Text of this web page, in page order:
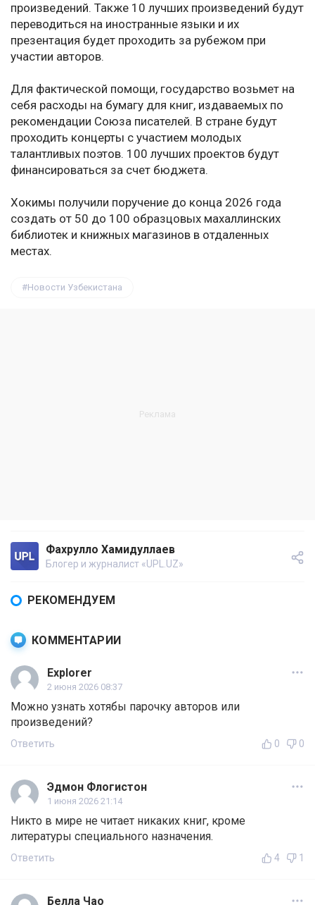
произведений. Также 10 лучших произведений будут
переводиться на иностранные языки и их
презентация будет проходить за рубежом при
участии авторов.
Для фактической помощи, государство возьмет на
себя расходы на бумагу для книг, издаваемых по
рекомендации Союза писателей. В стране будут
проходить концерты с участием молодых
талантливых поэтов. 100 лучших проектов будут
финансироваться за счет бюджета.
Хокимы получили поручение до конца 2026 года
создать от 50 до 100 образцовых махаллинских
библиотек и книжных магазинов в отдаленных
местах.
Новости Узбекистана
Фахрулло Хамидуллаев
Блогер и журналист «UPL.UZ»
РЕКОМЕНДУЕМ
КОММЕНТАРИИ
Explorer
2 июня 2026 08:37
Можно узнать хотябы парочку авторов или
произведений?
Ответить 0 0
Эдмон Флогистон
1 июня 2026 21:14
Никто в мире не читает никаких книг, кроме
литературы специального назначения.
Ответить 4 1
Белла Чао